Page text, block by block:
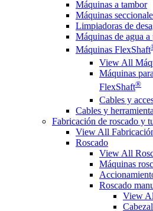
Máquinas a tambor
Máquinas
Limpiadoras de
Máquinas de agua a
Máquinas FlexShaft
View All
Máquinas
FlexShaft®
Cables y
Cables y
Fabricación de roscado y
View All
Roscado
View All
Máquinas
Roscado
View